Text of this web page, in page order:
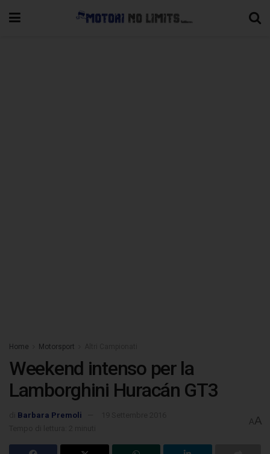
Home Motorsport
Weekend intenso per la
Lamborghini Huracán GT3
Barbara Premoli
AA